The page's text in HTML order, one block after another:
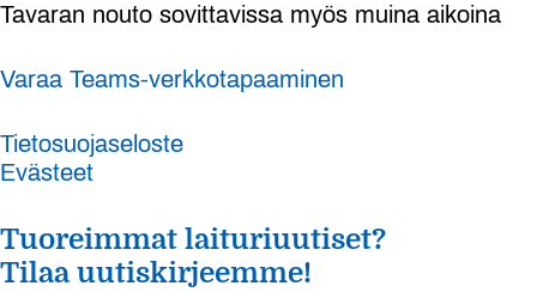
Tavaran nouto sovittavissa myös muina aikoina
Varaa Teams-verkkotapaaminen
Tietosuojaseloste
Evästeet
Tuoreimmat laituriuutiset?
Tilaa uutiskirjeemme!